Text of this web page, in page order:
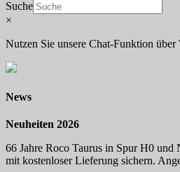
Suche
×
Nutzen Sie unsere Chat-Funktion über
News
Neuheiten 2026
66 Jahre Roco Taurus in Spur H0 und
mit kostenloser Lieferung sichern.